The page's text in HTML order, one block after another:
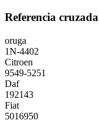
Referencia cruzada
oruga
1N-4402
Citroen
9549-5251
Daf
192143
Fiat
5016950